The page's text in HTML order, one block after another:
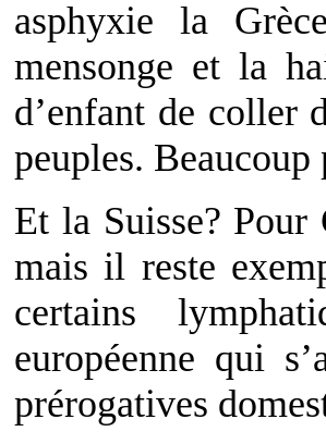
asphyxie la
mensonge et la
d’enfant de coller
peuples.
Et la Suisse? Pour
mais il reste
certains
européenne qui
prérogatives